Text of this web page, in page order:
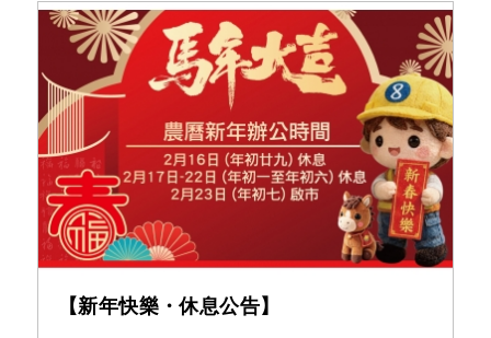
【新年快樂・休息公告】